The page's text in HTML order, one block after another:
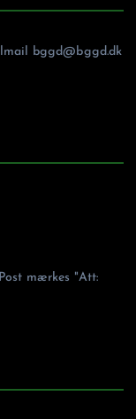
bggd@bggd.dk
mærkes "Att: